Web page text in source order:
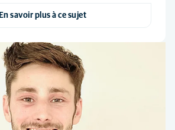
En savoir plus à ce sujet